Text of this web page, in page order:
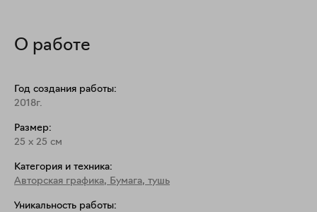
О работе
Год создания работы:
2018г.
Размер:
25 x 25 см
Категория и техника:
Авторская графика, Бумага, тушь
Уникальность работы: